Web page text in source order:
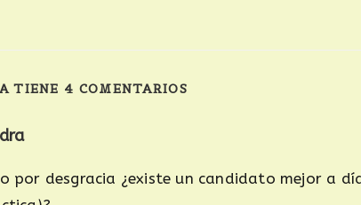
TIENE 4 COMENTARIOS
por desgracia ¿existe un candidato mejor a